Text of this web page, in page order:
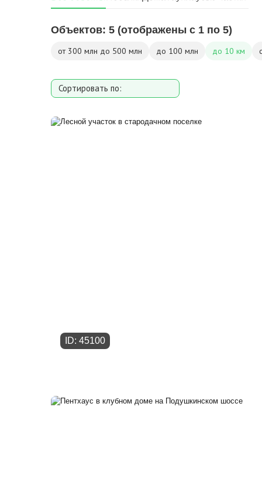
Объектов: 5 (отображены с 1 по 5)
от 300 млн до 500 млн до 100 млн до 10 км
Сортировать по:
Площади участка
ID: 45100